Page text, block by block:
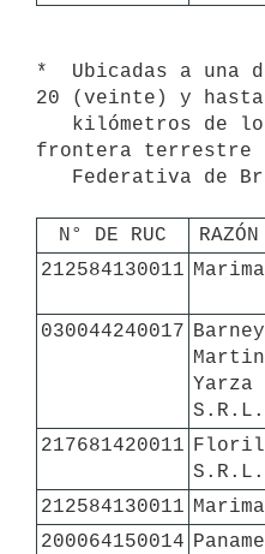
*  Ubicadas a una
20 (veinte) y
frontera terrestre
N° DE RUC
212584130011
030044240017 Barney
S.R.L.
217681420011
S.R.L.
212584130011
200064150014